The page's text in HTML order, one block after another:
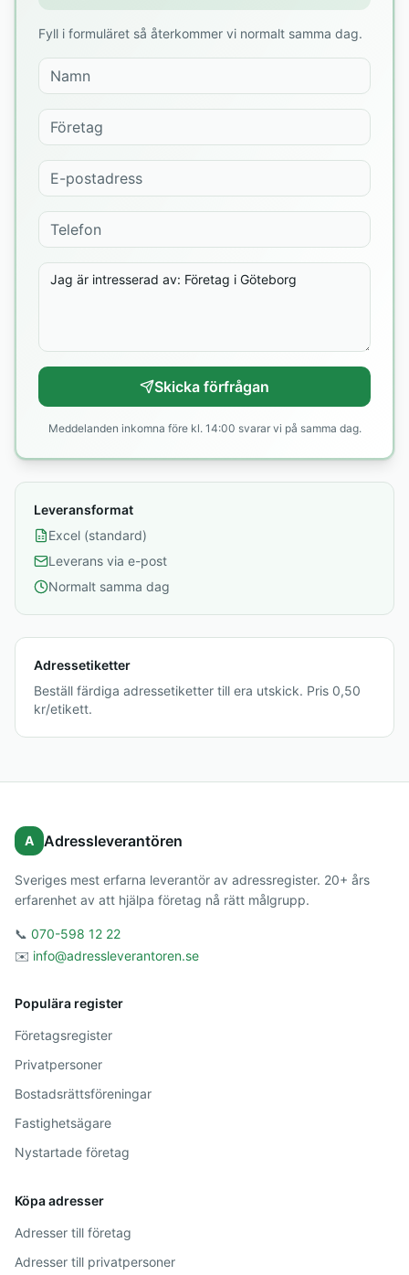
Fyll i formuläret så återkommer vi normalt samma dag.
Skicka förfrågan
Meddelanden inkomna före kl. 14:00 svarar vi på samma dag.
Leveransformat
Excel (standard)
Leverans via e-post
Normalt samma dag
Adressetiketter
Beställ färdiga adressetiketter till era utskick. Pris 0,50
kr/etikett.
A Adressleverantören
Sveriges mest erfarna leverantör av adressregister. 20+ års
erfarenhet av att hjälpa företag nå rätt målgrupp.
📞 070-598 12 22
✉️ info@adressleverantoren.se
Populära register
Företagsregister
Privatpersoner
Bostadsrättsföreningar
Fastighetsägare
Nystartade företag
Köpa adresser
Adresser till företag
Adresser till privatpersoner